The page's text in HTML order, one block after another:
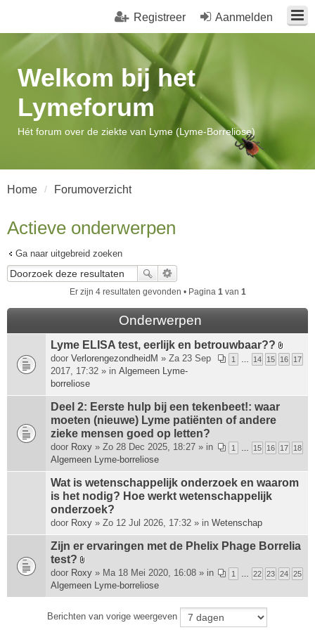
Aanmelden
Registreer
Welkom bij het
Lymeforum
Hét forum over de ziekte van Lyme (Lyme-Borreliose)
Home Forumoverzicht
Actieve onderwerpen
Ga naar uitgebreid zoeken
Er zijn 4 resultaten gevonden • Pagina 1 van 1
Onderwerpen
Lyme ELISA test, eerlijk en betrouwbaar??
B
i
(
n
1 … 14 15 16 17
door VerlorengezondheidM » Za 23 Sep
2017, 17:32 » in Algemeen Lyme-
borreliose
Deel 2: Eerste hulp bij een tekenbeet!: waar
moeten (nieuwe) Lyme patiënten of andere
zieke mensen goed op letten?
1 … 15 16 17 18
door Roxy » Zo 28 Dec 2025, 18:27 » in
Algemeen Lyme-borreliose
Wat is wetenschappelijk onderzoek en waarom
is het nodig? Hoe werkt wetenschappelijk
onderzoek?
door Roxy » Zo 12 Jul 2026, 17:32 » in Wetenschap
Zijn er ervaringen met de Phelix Phage Borrelia
test?
B
i
a
1 … 22 23 24 25
door Roxy » Ma 18 Mei 2020, 16:08 » in
Algemeen Lyme-borreliose
Berichten van vorige weergeven